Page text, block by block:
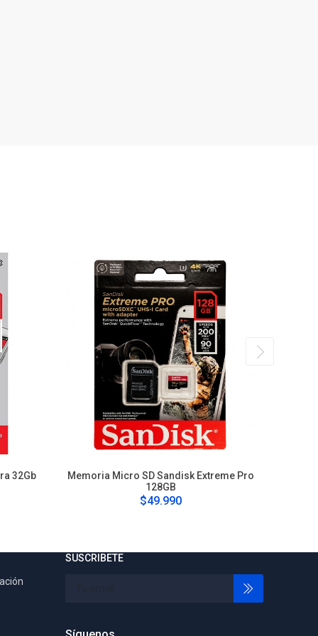
32Gb
Memoria Micro SD Sandisk Extreme Pro
128GB
$49.990
SUSCRIBETE